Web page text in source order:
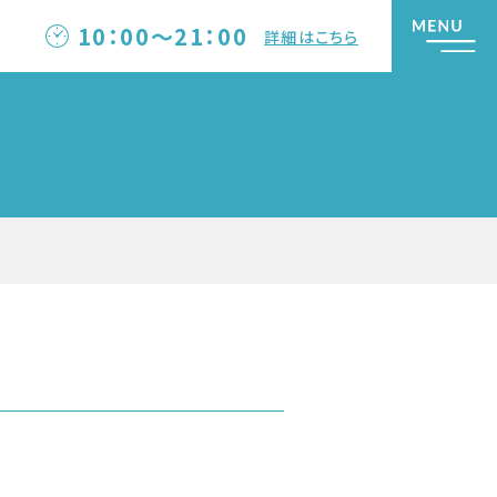
10：00～21：00 詳細はこちら